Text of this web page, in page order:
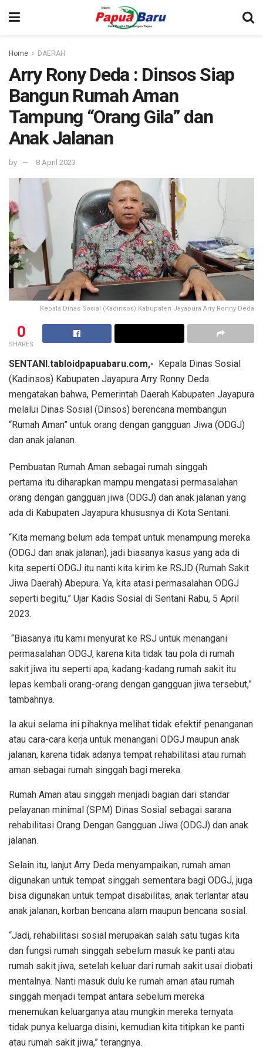
Home DAERAH
Arry Rony Deda : Dinsos Siap
Bangun Rumah Aman
Tampung “Orang Gila” dan
Anak Jalanan
by 8 April 2023
Kepala Dinas Sosial (Kadinsos) Kabupaten Jayapura Arry Ronny Deda
0
SHARES
SENTANI.tabloidpapuabaru.com,- Kepala Dinas Sosial
(Kadinsos) Kabupaten Jayapura Arry Ronny Deda
mengatakan bahwa, Pemerintah Daerah Kabupaten Jayapura
melalui Dinas Sosial (Dinsos) berencana membangun
“Rumah Aman” untuk orang dengan gangguan Jiwa (ODGJ)
dan anak jalanan.
Pembuatan Rumah Aman sebagai rumah singgah
pertama itu diharapkan mampu mengatasi permasalahan
orang dengan gangguan jiwa (ODGJ) dan anak jalanan yang
ada di Kabupaten Jayapura khususnya di Kota Sentani.
“Kita memang belum ada tempat untuk menampung mereka
(ODGJ dan anak jalanan), jadi biasanya kasus yang ada di
kita seperti ODGJ itu nanti kita kirim ke RSJD (Rumah Sakit
Jiwa Daerah) Abepura. Ya, kita atasi permasalahan ODGJ
seperti begitu,” Ujar Kadis Sosial di Sentani Rabu, 5 April
2023.
“Biasanya itu kami menyurat ke RSJ untuk menangani
permasalahan ODGJ, karena kita tidak tau pola di rumah
sakit jiwa itu seperti apa, kadang-kadang rumah sakit itu
lepas kembali orang-orang dengan gangguan jiwa tersebut,”
tambahnya.
Ia akui selama ini pihaknya melihat tidak efektif penanganan
atau cara-cara kerja untuk menangani ODGJ maupun anak
jalanan, karena tidak adanya tempat rehabilitasi atau rumah
aman sebagai rumah singgah bagi mereka.
Rumah Aman atau singgah menjadi bagian dari standar
pelayanan minimal (SPM) Dinas Sosial sebagai sarana
rehabilitasi Orang Dengan Gangguan Jiwa (ODGJ) dan anak
jalanan.
Selain itu, lanjut Arry Deda menyampaikan, rumah aman
digunakan untuk tempat singgah sementara bagi ODGJ, juga
bisa digunakan untuk tempat disabilitas, anak terlantar atau
anak jalanan, korban bencana alam maupun bencana sosial.
“Jadi, rehabilitasi sosial merupakan salah satu tugas kita
dan fungsi rumah singgah sebelum masuk ke panti atau
rumah sakit jiwa, setelah keluar dari rumah sakit usai diobati
mentalnya. Nanti masuk dulu ke rumah aman atau rumah
singgah menjadi tempat antara sebelum mereka
menemukan keluarganya atau mungkin mereka ternyata
tidak punya keluarga disini, kemudian kita titipkan ke panti
atau rumah sakit jiwa,” terangnya.